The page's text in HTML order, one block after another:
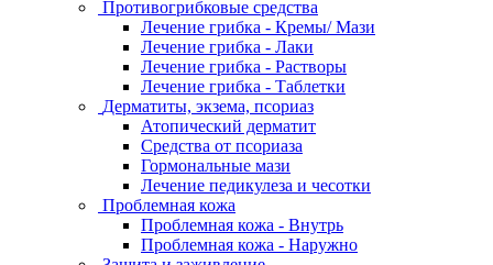
Противогрибковые средства
Лечение грибка - Кремы/ Мази
Лечение грибка - Лаки
Лечение грибка - Растворы
Лечение грибка - Таблетки
Дерматиты, экзема, псориаз
Атопический дерматит
Средства от псориаза
Гормональные мази
Лечение педикулеза и чесотки
Проблемная кожа
Проблемная кожа - Внутрь
Проблемная кожа - Наружно